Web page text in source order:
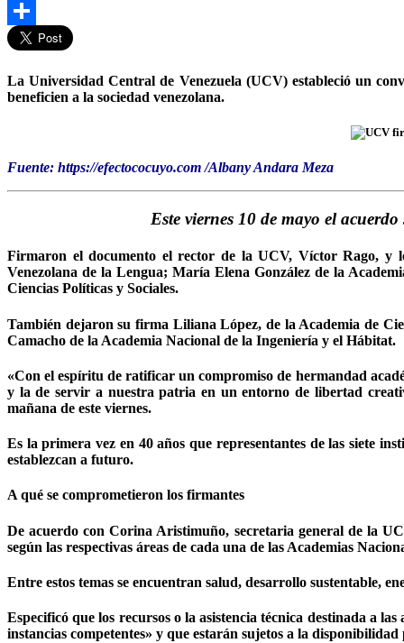
Gmail
Compartir
La Universidad Central de Venezuela (UCV) estableció un
beneficien a la sociedad venezolana.
Fuente: https://efectococuyo.com /Albany Andara Meza
Este viernes 10 de mayo el
Firmaron el documento el rector de la UCV, Víctor Rago, y
Venezolana de la Lengua; María Elena González de la
Ciencias Políticas y Sociales.
También dejaron su firma Liliana López, de la Academia de
Camacho de la Academia Nacional de la Ingeniería y el Hábitat.
«Con el espíritu de ratificar un compromiso de hermandad
y la de servir a nuestra patria en un entorno de libertad
mañana de este viernes.
Es la primera vez en 40 años que representantes de las siete
establezcan a futuro.
A qué se comprometieron los firmantes
De acuerdo con Corina Aristimuño, secretaria general de la
según las respectivas áreas de cada una de las Academias
Entre estos temas se encuentran salud, desarrollo sustentable,
Especificó que los recursos o la asistencia técnica destinada a
instancias competentes» y que estarán sujetos a la